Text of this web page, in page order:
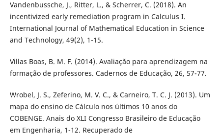
Vandenbussche, J., Ritter, L., & Scherrer, C. (2018). An
incentivized early remediation program in Calculus I.
International Journal of Mathematical Education in Science
and Technology, 49(2), 1-15.
Villas Boas, B. M. F. (2014). Avaliação para aprendizagem na
formação de professores. Cadernos de Educação, 26, 57-77.
Wrobel, J. S., Zeferino, M. V. C., & Carneiro, T. C. J. (2013). Um
mapa do ensino de Cálculo nos últimos 10 anos do
COBENGE. Anais do XLI Congresso Brasileiro de Educação
em Engenharia, 1-12. Recuperado de